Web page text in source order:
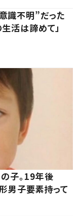
識不明”だった
活は諦めて」
子。19年後
男子要素持って